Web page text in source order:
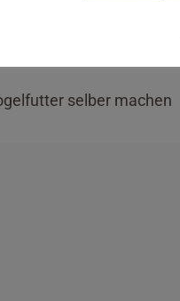
selber machen